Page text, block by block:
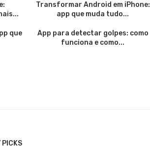
Transformar Android em iPhone:
app que muda tudo...
que
App para detectar golpes: como
funciona e como...
PICKS